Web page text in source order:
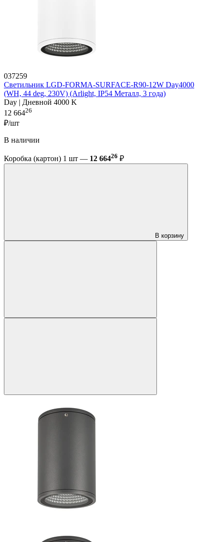
037259
Светильник LGD-FORMA-SURFACE-R90-12W Day4000
(WH, 44 deg, 230V) (Arlight, IP54 Металл, 3 года)
Day | Дневной 4000 K
12 66426
₽/шт
В наличии
Коробка (картон) 1 шт — 12 66426 ₽
В корзину